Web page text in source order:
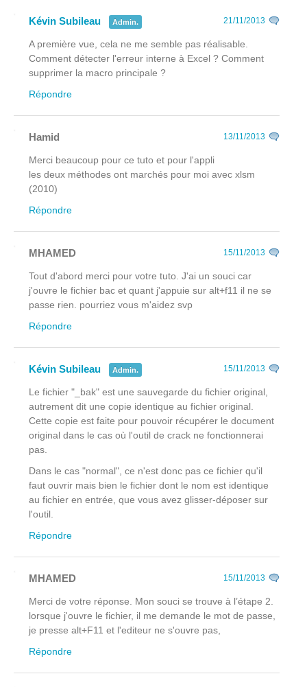
Kévin Subileau Admin. 21/11/2013
A première vue, cela ne me semble pas réalisable.
Comment détecter l'erreur interne à Excel ? Comment
supprimer la macro principale ?
Répondre
Hamid 13/11/2013
Merci beaucoup pour ce tuto et pour l'appli
les deux méthodes ont marchés pour moi avec xlsm
(2010)
Répondre
MHAMED 15/11/2013
Tout d'abord merci pour votre tuto. J'ai un souci car
j'ouvre le fichier bac et quant j'appuie sur alt+f11 il ne se
passe rien. pourriez vous m'aidez svp
Répondre
Kévin Subileau Admin. 15/11/2013
Le fichier "_bak" est une sauvegarde du fichier original,
autrement dit une copie identique au fichier original.
Cette copie est faite pour pouvoir récupérer le document
original dans le cas où l'outil de crack ne fonctionnerai
pas.
Dans le cas "normal", ce n'est donc pas ce fichier qu'il
faut ouvrir mais bien le fichier dont le nom est identique
au fichier en entrée, que vous avez glisser-déposer sur
l'outil.
Répondre
MHAMED 15/11/2013
Merci de votre réponse. Mon souci se trouve à l’étape 2.
lorsque j'ouvre le fichier, il me demande le mot de passe,
je presse alt+F11 et l'editeur ne s'ouvre pas,
Répondre